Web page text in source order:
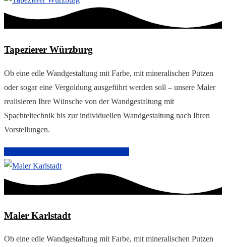
Tapezierer Würzburg
Ob eine edle Wandgestaltung mit Farbe, mit mineralischen Putzen
oder sogar eine Vergoldung ausgeführt werden soll – unsere Maler
realisieren Ihre Wünsche von der Wandgestaltung mit
Spachteltechnik bis zur individuellen Wandgestaltung nach Ihren
Vorstellungen.
Maler Karlstadt
Ob eine edle Wandgestaltung mit Farbe, mit mineralischen Putzen